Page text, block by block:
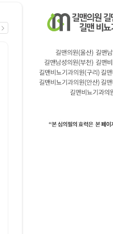
‘관세’ 한마디
6만2000달
피드, 5억달러
의 공포 경고
클래리티 법안
불투명